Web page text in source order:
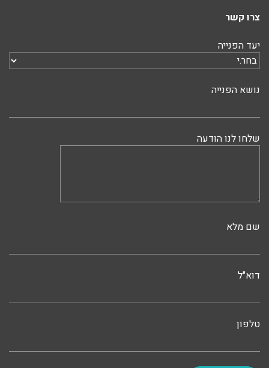
צרו קשר
יעד הפנייה
נושא הפנייה
שלחו לנו הודעה
שם מלא
דוא"ל
טלפון